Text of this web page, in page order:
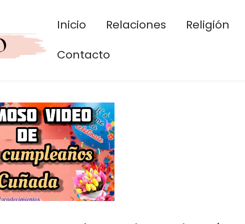
Inicio Relaciones Religión
Contacto